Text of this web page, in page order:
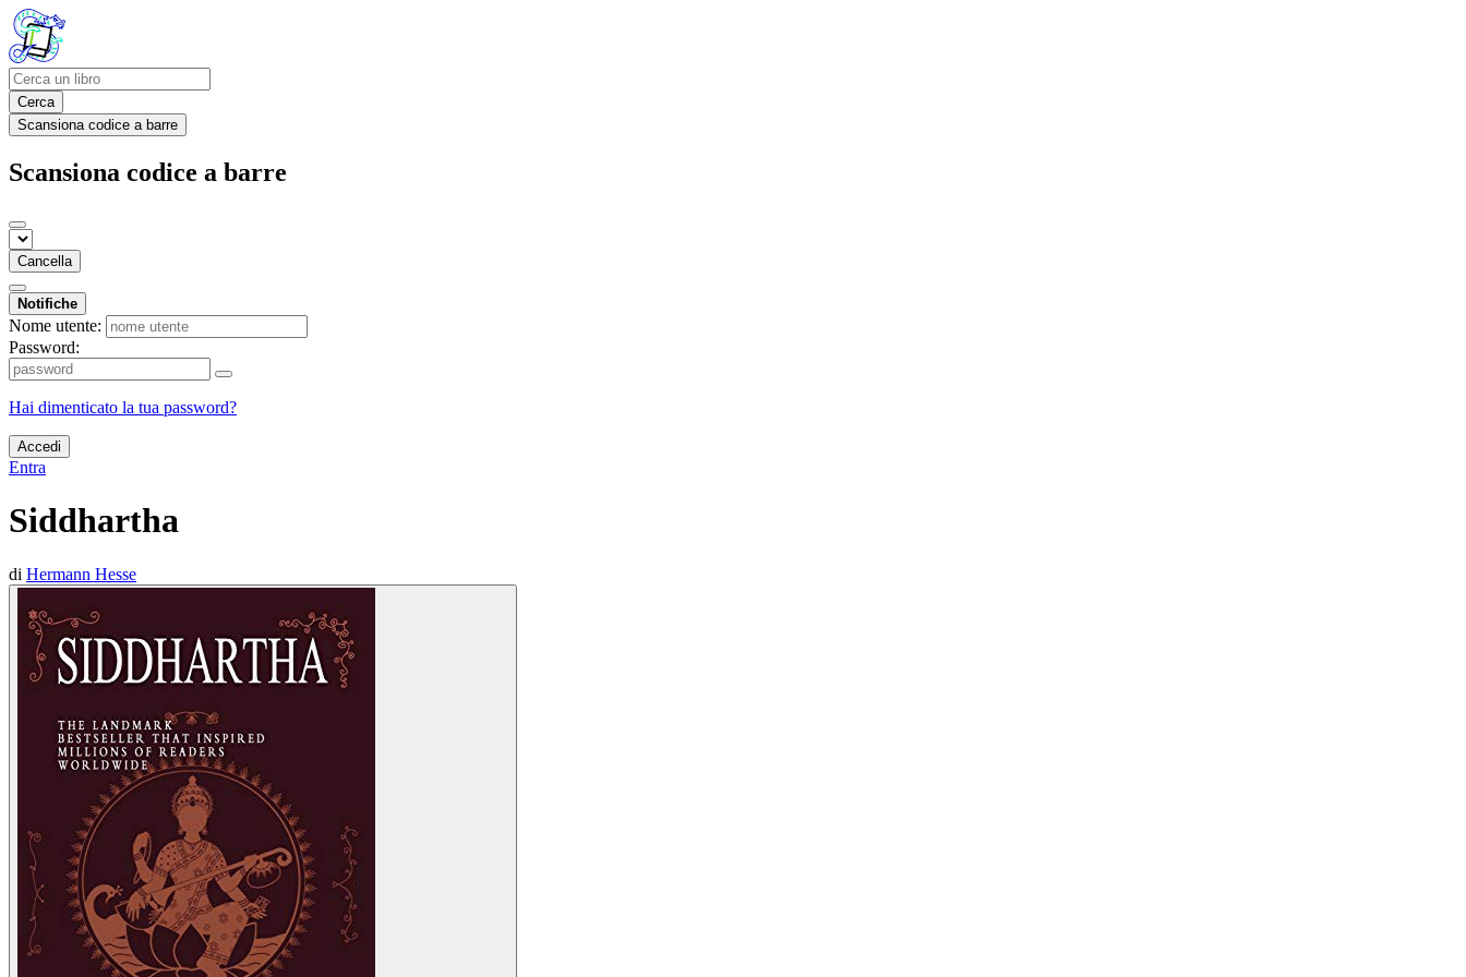
Cerca
Scansiona codice a barre
Scansiona codice a barre
Cancella
Notifiche
Nome utente:
Password:
Hai dimenticato la tua password?
Accedi
Entra
Siddhartha
di Hermann Hesse